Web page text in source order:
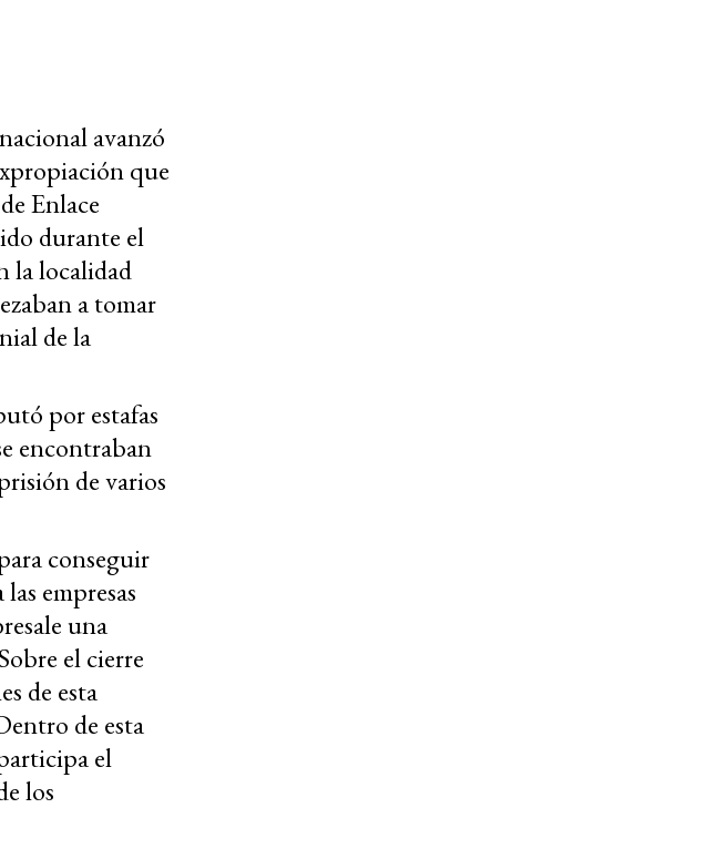
avanzó
que
Enlace
durante el
la localidad
a tomar
de la
por estafas
encontraban
de varios
conseguir
empresas
una
el cierre
de esta
de esta
el
los